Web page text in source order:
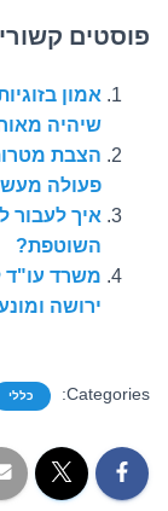
פוסטים
אמון
שיהיה
הצבת
פעולה
איך לעבור
השוטפת?
משרד עו"ד
ירושה
Categories: כללי